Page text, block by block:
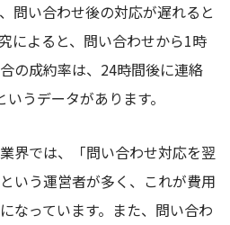
問い合わせ後の対応が遅れると
によると、問い合わせから1時
の成約率は、24時間後に連絡
うデータがあります。
界では、「問い合わせ対応を翌
いう運営者が多く、これが費用
なっています。また、問い合わ